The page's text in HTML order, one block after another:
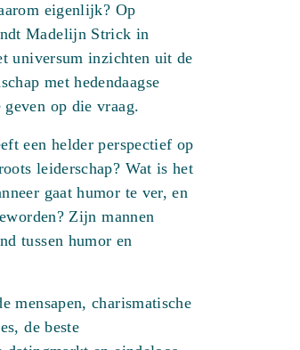
eigenlijk? Op
Madelijn Strick in
universum inzichten uit de
met hedendaagse
op die vraag.
een helder perspectief op
leiderschap? Wat is het
gaat humor te ver, en
Zijn mannen
tussen humor en
mensapen, charismatische
de beste